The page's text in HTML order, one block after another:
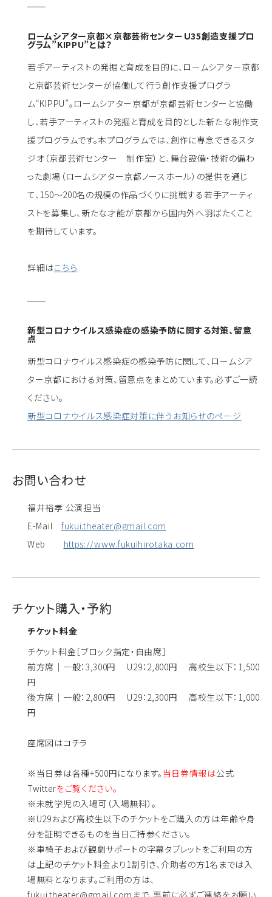
ロームシアター京都×京都芸術センターＵ35創造支援プロ
グラム”KIPPU”とは？
若手アーティストの発掘と育成を目的に、ロームシアター京都
と京都芸術センターが協働して行う創作支援プログラ
ム“KIPPU”。ロームシアター京都が京都芸術センターと協働
し、若手アーティストの発掘と育成を目的とした新たな制作支
援プログラムです。本プログラムでは、創作に専念できるスタ
ジオ（京都芸術センター 制作室）と、舞台設備・技術の備わ
った劇場（ロームシアター京都ノースホール）の提供を通じ
て、150～200名の規模の作品づくりに挑戦する若手アーティ
ストを募集し、新たな才能が京都から国内外へ羽ばたくこと
を期待しています。
詳細はこちら
新型コロナウイルス感染症の感染予防に関する対策、留意
点
新型コロナウイルス感染症の感染予防に関して、ロームシア
ター京都における対策、留意点をまとめています。必ずご一読
ください。
新型コロナウイルス感染症対策に伴うお知らせのページ
お問い合わせ
福井裕孝 公演担当
E-Mail fukui.theater@gmail.com
Web https://www.fukuihirotaka.com
チケット購入・予約
チケット料金
チケット料金［ブロック指定・自由席］
前方席｜一般：3,300円 U29：2,800円 高校生以下：1,500
円
後方席｜一般：2,800円 U29：2,300円 高校生以下：1,000
円
座席図はコチラ
※当日券は各種+500円になります。 当日券情報は公式
Twitterをご覧ください。
※未就学児の入場可（入場無料）。
※U29および高校生以下のチケットをご購入の方は年齢や身
分を証明できるものを当日ご持参ください。
※車椅子および観劇サポートの字幕タブレットをご利用の方
は上記のチケット料金より1割引き、介助者の方1名までは入
場無料となります。ご利用の方は、